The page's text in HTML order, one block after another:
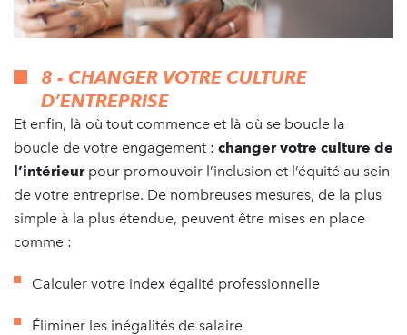
8 - CHANGER VOTRE CULTURE
D’ENTREPRISE
Et enfin, là où tout commence et là où se boucle la
boucle de votre engagement : changer votre culture de
l’intérieurpour promouvoir l’inclusion et l’équité au sein
de votre entreprise. De nombreuses mesures, de la plus
simple à la plus étendue, peuvent être mises en place
comme :
Calculer votre index égalité professionnelle
Éliminer les inégalités de salaire